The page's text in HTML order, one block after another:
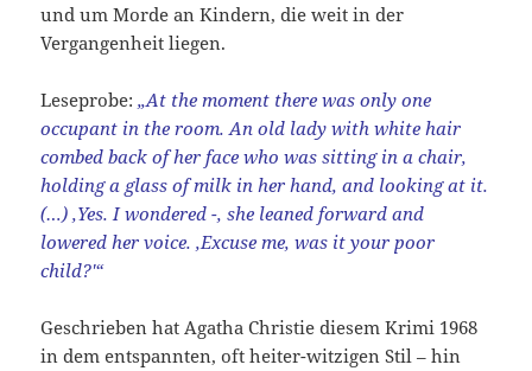
und um Morde an Kindern, die weit in der
Vergangenheit liegen.
Leseprobe:„At the moment there was only one
occupant in the room. An old lady with white hair
combed back of her face who was sitting in a chair,
holding a glass of milk in her hand, and looking at it.
(…) ‚Yes. I wondered -‚ she leaned forward and
lowered her voice. ‚Excuse me, was it your poor
child?'“
Geschrieben hat Agatha Christie diesem Krimi 1968
in dem entspannten, oft heiter-witzigen Stil – hin